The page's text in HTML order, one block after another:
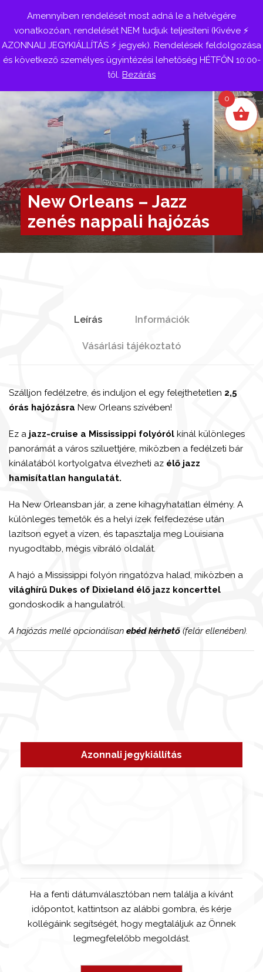
Belépés
New Orleans – Jazz
zenés nappali hajózás
Azonnali jegykiállítás
Ha a fenti dátumválasztóban nem találja a kívánt
időpontot, kattintson az alábbi gombra, és kérje
kollégáink segítségét, hogy megtaláljuk az Önnek
legmegfelelőbb megoldást.
Leírás Információk
Vásárlási tájékoztató
Szálljon fedélzetre, és induljon el egy felejthetetlen 2,5
órás hajózásra New Orleans szívében!
Ez a jazz-cruise a Mississippi folyóról kínál különleges
panorámát a város sziluettjére, miközben a fedélzeti bár
kínálatából kortyolgatva élvezheti az élő jazz
hamisítatlan hangulatát.
Ha New Orleansban jár, a zene kihagyhatatlan élmény. A
különleges temetők és a helyi ízek felfedezése után
lazítson egyet a vízen, és tapasztalja meg Louisiana
nyugodtabb, mégis vibráló oldalát.
A hajó a Mississippi folyón ringatózva halad, miközben a
világhírű Dukes of Dixieland élő jazz koncerttel
gondoskodik a hangulatról.
A hajózás mellé opcionálisan ebéd kérhető (felár ellenében).
Amennyiben rendelését most adná le a hétvégére
vonatkozóan, rendelését NEM tudjuk teljesíteni (Kivéve ⚡
AZONNALI JEGYKIÁLLÍTÁS ⚡ jegyek). Rendelések feldolgozása
és következő személyes ügyintézési lehetőség HÉTFŐN 10:00-
től. Bezárás
0